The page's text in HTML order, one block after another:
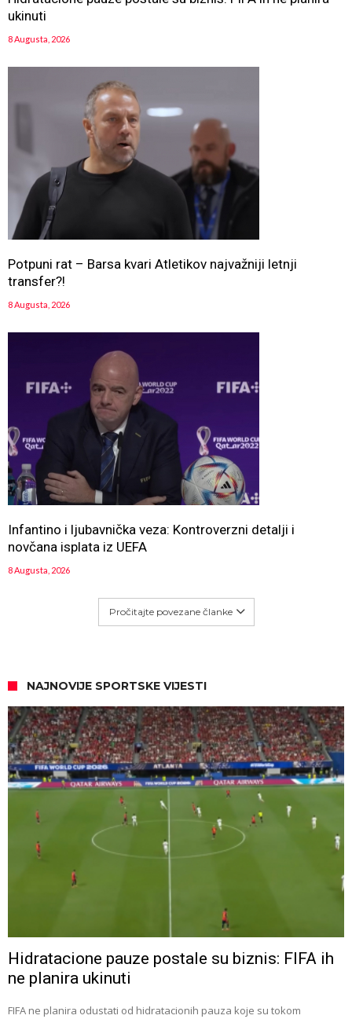
ukinuti
8 Augusta, 2026
Potpuni rat – Barsa kvari Atletikov najvažniji letnji
transfer?!
8 Augusta, 2026
Infantino i ljubavnička veza: Kontroverzni detalji i
novčana isplata iz UEFA
8 Augusta, 2026
Pročitajte povezane članke
NAJNOVIJE SPORTSKE VIJESTI
Hidratacione pauze postale su biznis: FIFA ih
ne planira ukinuti
FIFA ne planira odustati od hidratacionih pauza koje su tokom